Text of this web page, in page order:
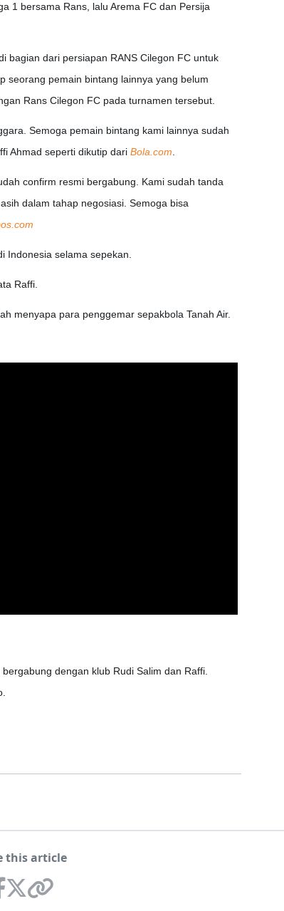
1 bersama Rans, lalu Arema FC dan Persija
bagian dari persiapan RANS Cilegon FC untuk
seorang pemain bintang lainnya yang belum
Rans Cilegon FC pada turnamen tersebut.
Semoga pemain bintang kami lainnya sudah
Ahmad seperti dikutip dari Bola.com
confirm resmi bergabung. Kami sudah tanda
dalam tahap negosiasi. Semoga bisa
Indonesia selama sepekan.
Raffi.
menyapa para penggemar sepakbola Tanah Air.
dengan klub Rudi Salim dan Raffi.
this article